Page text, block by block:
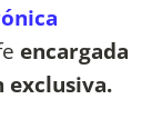
encargada
exclusiva.